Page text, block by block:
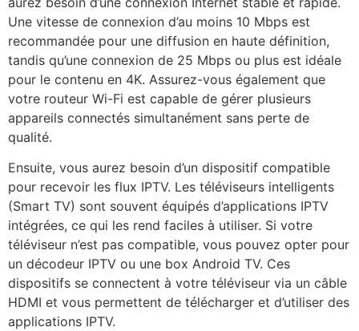
Une vitesse de connexion d’au moins 10 Mbps est
recommandée pour une diffusion en haute définition,
tandis qu’une connexion de 25 Mbps ou plus est idéale
pour le contenu en 4K. Assurez-vous également que
votre routeur Wi-Fi est capable de gérer plusieurs
appareils connectés simultanément sans perte de
qualité.
Ensuite, vous aurez besoin d’un dispositif compatible
pour recevoir les flux IPTV. Les téléviseurs intelligents
(Smart TV) sont souvent équipés d’applications IPTV
intégrées, ce qui les rend faciles à utiliser. Si votre
téléviseur n’est pas compatible, vous pouvez opter pour
un décodeur IPTV ou une box Android TV. Ces
dispositifs se connectent à votre téléviseur via un câble
HDMI et vous permettent de télécharger et d’utiliser des
applications IPTV.